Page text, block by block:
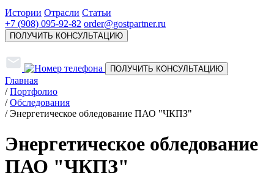
Истории Отрасли Статьи
+7 (908) 095-92-82 order@gostpartner.ru
ПОЛУЧИТЬ КОНСУЛЬТАЦИЮ
ПОЛУЧИТЬ КОНСУЛЬТАЦИЮ
Главная
/ Портфолио
/ Обследования
/ Энергетическое обледование ПАО "ЧКПЗ"
Энергетическое обледование
ПАО "ЧКПЗ"